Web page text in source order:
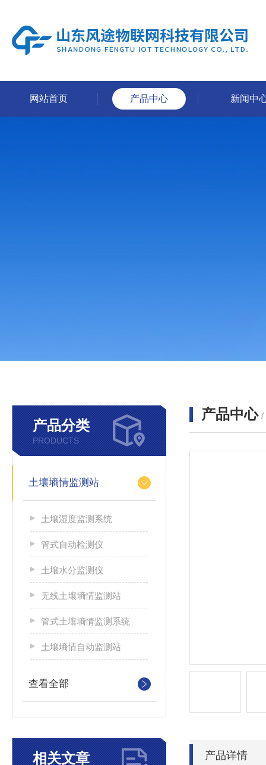
网站首页 产品中心 新闻中
产品分类
PRODUCTS
土壤墒情监测站
土壤湿度监测系统
管式自动检测仪
土壤水分监测仪
无线土壤墒情监测站
管式土壤墒情监测系统
土壤墒情自动监测站
查看全部
相关文章
产品中心 /
产品详情